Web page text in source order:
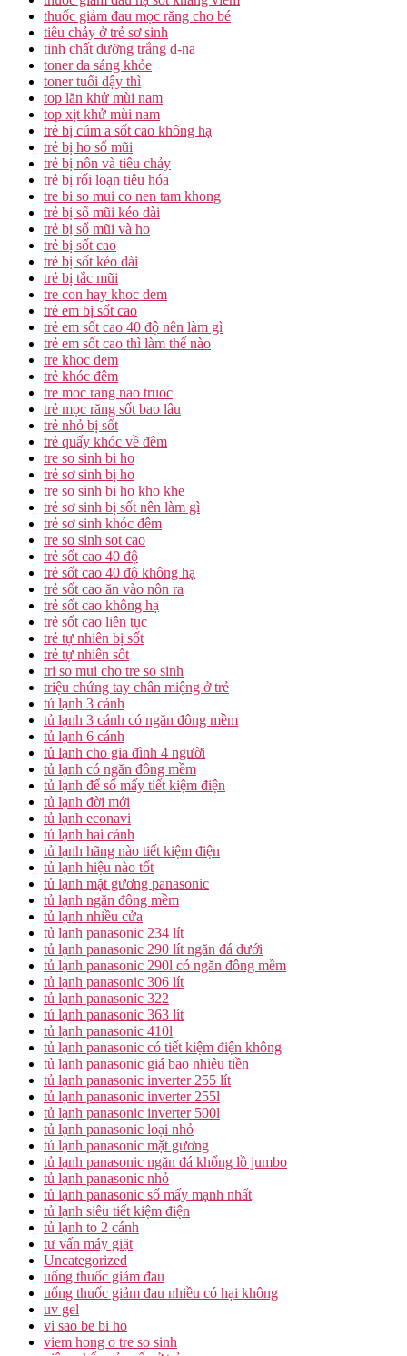
thuốc giảm đau mọc răng cho bé
tiêu chảy ở trẻ sơ sinh
tinh chất dưỡng trắng d-na
toner da sáng khỏe
toner tuổi dậy thì
top lăn khử mùi nam
top xịt khử mùi nam
trẻ bị cúm a sốt cao không hạ
trẻ bị ho sổ mũi
trẻ bị nôn và tiêu chảy
trẻ bị rối loạn tiêu hóa
tre bi so mui co nen tam khong
trẻ bị sổ mũi kéo dài
trẻ bị sổ mũi và ho
trẻ bị sốt cao
trẻ bị sốt kéo dài
trẻ bị tắc mũi
tre con hay khoc dem
trẻ em bị sốt cao
trẻ em sốt cao 40 độ nên làm gì
trẻ em sốt cao thì làm thế nào
tre khoc dem
trẻ khóc đêm
tre moc rang nao truoc
trẻ mọc răng sốt bao lâu
trẻ nhỏ bị sốt
trẻ quấy khóc về đêm
tre so sinh bi ho
trẻ sơ sinh bị ho
tre so sinh bi ho kho khe
trẻ sơ sinh bị sốt nên làm gì
trẻ sơ sinh khóc đêm
tre so sinh sot cao
trẻ sốt cao 40 độ
trẻ sốt cao 40 độ không hạ
trẻ sốt cao ăn vào nôn ra
trẻ sốt cao không hạ
trẻ sốt cao liên tục
trẻ tự nhiên bị sốt
trẻ tự nhiên sốt
tri so mui cho tre so sinh
triệu chứng tay chân miệng ở trẻ
tủ lạnh 3 cánh
tủ lạnh 3 cánh có ngăn đông mềm
tủ lạnh 6 cánh
tủ lạnh cho gia đình 4 người
tủ lạnh có ngăn đông mềm
tủ lạnh để số mấy tiết kiệm điện
tủ lạnh đời mới
tủ lạnh econavi
tủ lạnh hai cánh
tủ lạnh hãng nào tiết kiệm điện
tủ lạnh hiệu nào tốt
tủ lạnh mặt gương panasonic
tủ lạnh ngăn đông mềm
tủ lạnh nhiều cửa
tủ lạnh panasonic 234 lít
tủ lạnh panasonic 290 lít ngăn đá dưới
tủ lạnh panasonic 290l có ngăn đông mềm
tủ lạnh panasonic 306 lít
tủ lạnh panasonic 322
tủ lạnh panasonic 363 lít
tủ lạnh panasonic 410l
tủ lạnh panasonic có tiết kiệm điện không
tủ lạnh panasonic giá bao nhiêu tiền
tủ lạnh panasonic inverter 255 lít
tủ lạnh panasonic inverter 255l
tủ lạnh panasonic inverter 500l
tủ lạnh panasonic loại nhỏ
tủ lạnh panasonic mặt gương
tủ lạnh panasonic ngăn đá khổng lồ jumbo
tủ lạnh panasonic nhỏ
tủ lạnh panasonic số mấy mạnh nhất
tủ lạnh siêu tiết kiệm điện
tủ lạnh to 2 cánh
tư vấn máy giặt
Uncategorized
uống thuốc giảm đau
uống thuốc giảm đau nhiều có hại không
uv gel
vi sao be bi ho
viem hong o tre so sinh